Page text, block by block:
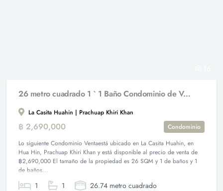
26 metro cuadrado 1 ` 1 Baño Condominio de Venta
La Casita Huahin | Prachuap Khiri Khan
฿ 2,690,000
Condominio
Lo siguiente Condominio Ventaestá ubicado en La Casita Huahin, en
Hua Hin, Prachuap Khiri Khan y está disponible al precio de venta de
฿2,690,000 El tamaño de la propiedad es 26 SQM y 1 de baños y 1
de baños...
1 1 26.74 metro cuadrado